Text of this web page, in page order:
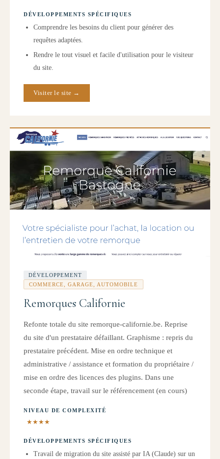
DÉVELOPPEMENTS SPÉCIFIQUES
Comprendre les besoins du client pour générer des
requêtes adaptées.
Rendre le tout visuel et facile d'utilisation pour le visiteur
du site.
Visiter le site →
DÉVELOPPEMENT
COMMERCE, GARAGE, AUTOMOBILE
Remorques Californie
Refonte totale du site remorque-californie.be. Reprise
du site d'un prestataire défaillant. Graphisme : repris du
prestataire précédent. Mise en ordre technique et
administrative / assistance et formation du propriétaire /
mise en ordre des licences des plugins. Dans une
seconde étape, travail sur le référencement (en cours)
NIVEAU DE COMPLEXITÉ
★★★★
DÉVELOPPEMENTS SPÉCIFIQUES
Travail de migration du site assisté par IA (Claude) sur un